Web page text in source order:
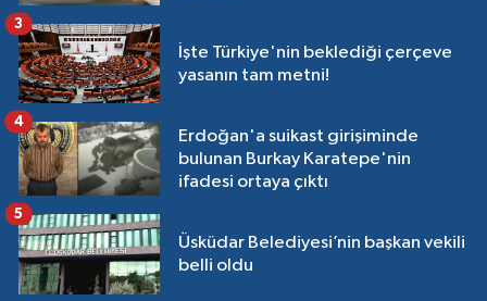
İşte Türkiye'nin beklediği çerçeve
yasanın tam metni!
3
Erdoğan'a suikast girişiminde
bulunan Burkay Karatepe'nin
ifadesi ortaya çıktı
4
Üsküdar Belediyesi’nin başkan vekili
belli oldu
5